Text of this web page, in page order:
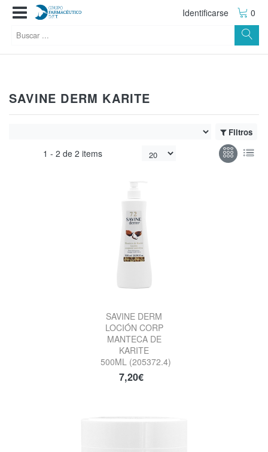
Identificarse 0
SAVINE DERM KARITE
Filtros
1 -2de2 items
SAVINE DERM
LOCIÓN CORP
MANTECA DE
KARITE
500ML (205372.4)
7,20€